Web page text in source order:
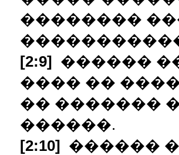
��������
[2:9] ������
���� ��
�� �������
������.
[2:10] ������